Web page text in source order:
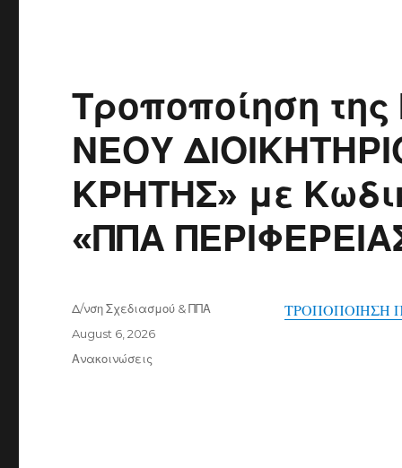
Τροποποίηση
ΝΕΟΥ
ΚΡΗΤΗΣ» με
«ΠΠΑ
ΤΡΟΠΟΠΟΙΗΣΗ
Author
Δ/νση Σχεδιασμού & ΠΠΑ
Posted
on
August 6, 2026
Categories
Ανακοινώσεις